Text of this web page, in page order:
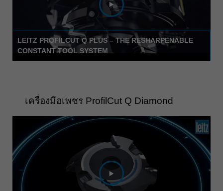
LEITZ PROFILCUT Q PLUS – THE RESHARPENABLE
CONSTANT TOOL SYSTEM
เครื่องมือเพชร ProfilCut Q Diamond